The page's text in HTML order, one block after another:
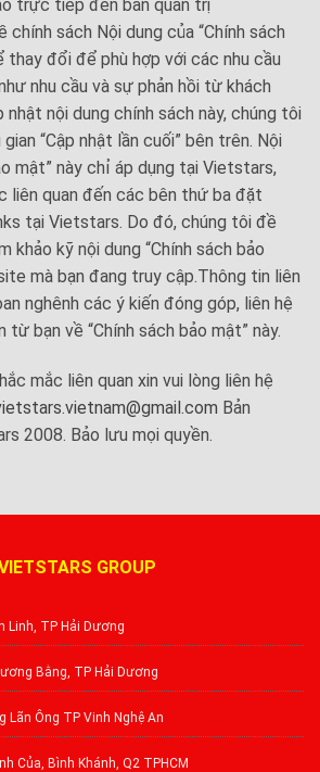
trực tiếp đến ban quản trị
sách Nội dung của “Chính sách
thay đổi để phù hợp với các nhu cầu
nhu cầu và sự phản hồi từ khách
nhật nội dung chính sách này, chúng tôi
“Cập nhật lần cuối” bên trên. Nội
mật” này chỉ áp dụng tại Vietstars,
liên quan đến các bên thứ ba đặt
tại Vietstars. Do đó, chúng tôi đề
khảo kỹ nội dung “Chính sách bảo
mà bạn đang truy cập.Thông tin liên
nghênh các ý kiến đóng góp, liên hệ
từ bạn về “Chính sách bảo mật” này.
mắc liên quan xin vui lòng liên hệ
Bản
2008. Bảo lưu mọi quyền.
GROUP
Linh, TP Hải Dương
Bằng, TP Hải Dương
Lãn Ông TP Vinh Nghệ An
Của, Bình Khánh, Q2 TPHCM